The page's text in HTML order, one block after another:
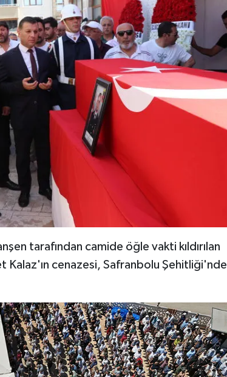
tarafından camide öğle vakti kıldırılan
Kalaz'ın cenazesi, Safranbolu Şehitliği'nde